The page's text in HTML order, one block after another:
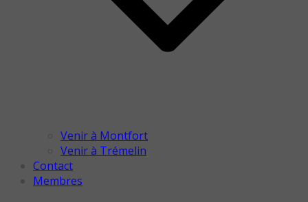
Venir à Montfort
Venir à Trémelin
Contact
Membres